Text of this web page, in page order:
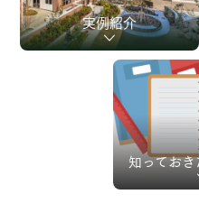
実例紹介
知ってお